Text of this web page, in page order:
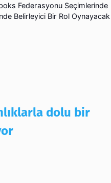
Federasyonu Seçimlerinde
Belirleyici Bir Rol Oynayacak
dolu bir